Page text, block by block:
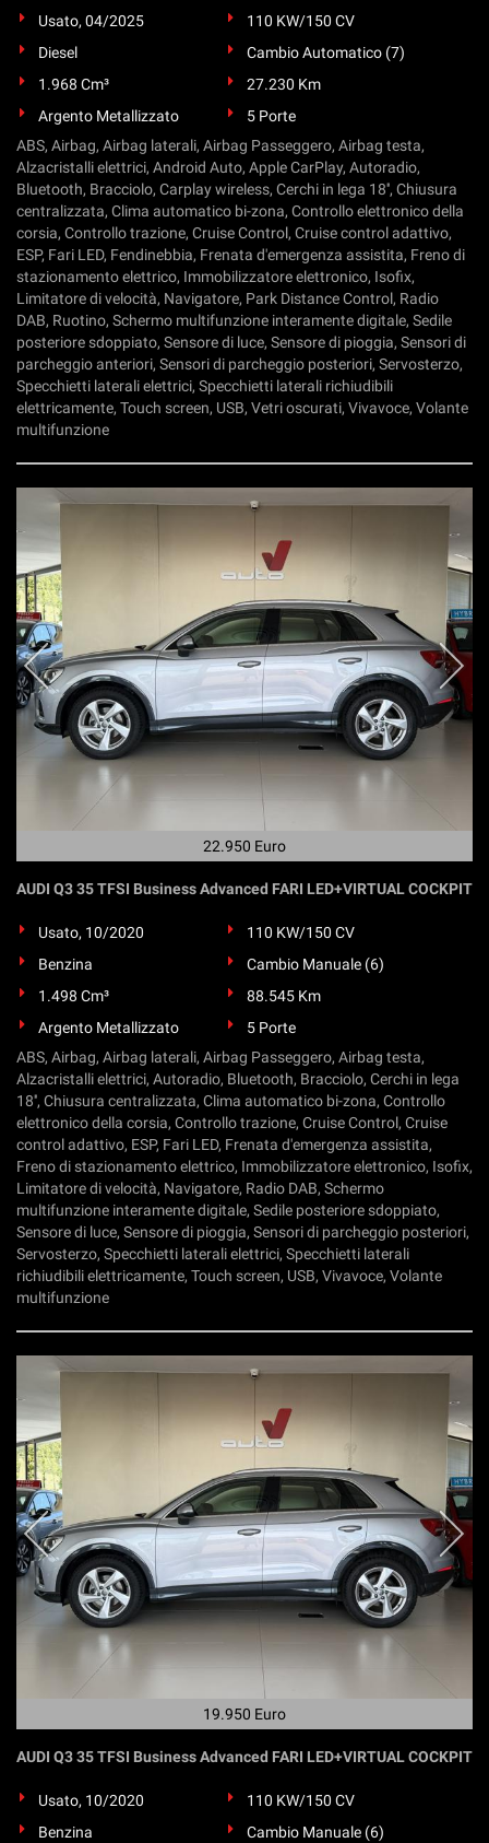
Usato, 04/2025
110 KW/150 CV
Diesel
Cambio Automatico (7)
1.968 Cm³
27.230 Km
Argento Metallizzato
5 Porte
ABS, Airbag, Airbag laterali, Airbag Passeggero, Airbag testa,
Alzacristalli elettrici, Android Auto, Apple CarPlay, Autoradio,
Bluetooth, Bracciolo, Carplay wireless, Cerchi in lega 18'', Chiusura
centralizzata, Clima automatico bi-zona, Controllo elettronico della
corsia, Controllo trazione, Cruise Control, Cruise control adattivo,
ESP, Fari LED, Fendinebbia, Frenata d'emergenza assistita, Freno di
stazionamento elettrico, Immobilizzatore elettronico, Isofix,
Limitatore di velocità, Navigatore, Park Distance Control, Radio
DAB, Ruotino, Schermo multifunzione interamente digitale, Sedile
posteriore sdoppiato, Sensore di luce, Sensore di pioggia, Sensori di
parcheggio anteriori, Sensori di parcheggio posteriori, Servosterzo,
Specchietti laterali elettrici, Specchietti laterali richiudibili
elettricamente, Touch screen, USB, Vetri oscurati, Vivavoce, Volante
multifunzione
22.950 Euro
AUDI Q3 35 TFSI Business Advanced FARI LED+VIRTUAL COCKPIT
Usato, 10/2020
110 KW/150 CV
Benzina
Cambio Manuale (6)
1.498 Cm³
88.545 Km
Argento Metallizzato
5 Porte
ABS, Airbag, Airbag laterali, Airbag Passeggero, Airbag testa,
Alzacristalli elettrici, Autoradio, Bluetooth, Bracciolo, Cerchi in lega
18'', Chiusura centralizzata, Clima automatico bi-zona, Controllo
elettronico della corsia, Controllo trazione, Cruise Control, Cruise
control adattivo, ESP, Fari LED, Frenata d'emergenza assistita,
Freno di stazionamento elettrico, Immobilizzatore elettronico, Isofix,
Limitatore di velocità, Navigatore, Radio DAB, Schermo
multifunzione interamente digitale, Sedile posteriore sdoppiato,
Sensore di luce, Sensore di pioggia, Sensori di parcheggio posteriori,
Servosterzo, Specchietti laterali elettrici, Specchietti laterali
richiudibili elettricamente, Touch screen, USB, Vivavoce, Volante
multifunzione
19.950 Euro
AUDI Q3 35 TFSI Business Advanced FARI LED+VIRTUAL COCKPIT
Usato, 10/2020
110 KW/150 CV
Benzina
Cambio Manuale (6)